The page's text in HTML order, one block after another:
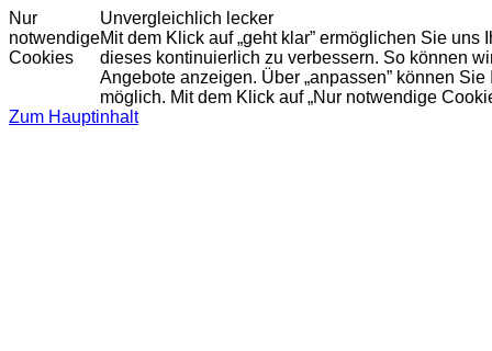
Nur
notwendige
Cookies
Unvergleichlich lecker
Mit dem Klick auf „geht klar” ermöglichen Sie
dieses kontinuierlich zu verbessern. So können
Angebote anzeigen. Über „anpassen” können
möglich. Mit dem Klick auf „Nur notwendige
Zum Hauptinhalt